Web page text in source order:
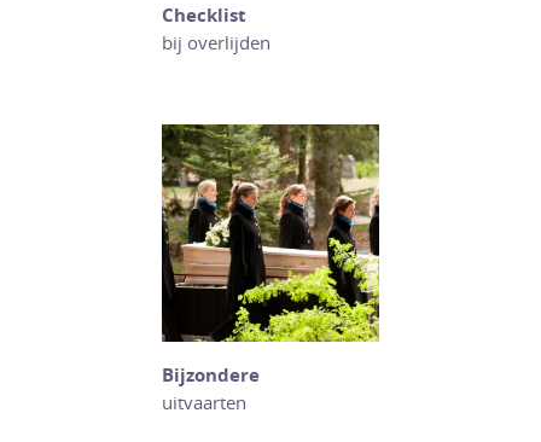
Checklist
bij overlijden
Bijzondere
uitvaarten